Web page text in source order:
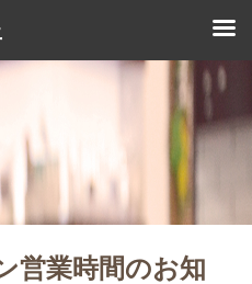
営業時間のお知